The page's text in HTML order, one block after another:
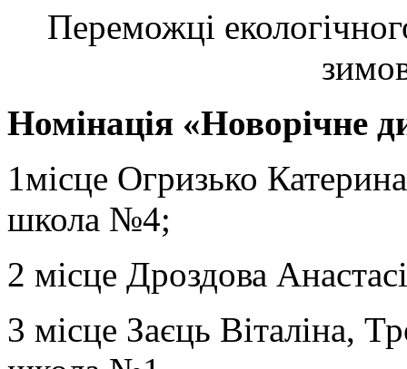
Переможці
Номінація «Новорічне
1місце Огризько
школа №4;
2 місце Дроздова
3 місце Заєць Віталіна,